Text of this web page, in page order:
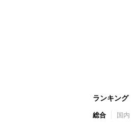
ランキング
総合 国内